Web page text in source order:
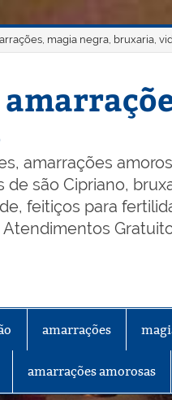
magia negra, bruxaria,
amarrações
de são Cipriano,
feitiços para
amarrações
amarrações amorosas